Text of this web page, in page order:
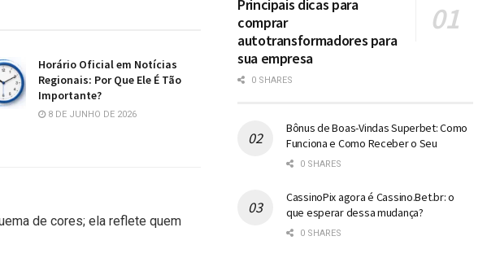
Horário Oficial em Notícias
Regionais: Por Que Ele É Tão
Importante?
8 DE JUNHO DE 2026
de cores; ela reflete quem
Principais dicas para
comprar
autotransformadores para
sua empresa
0 SHARES
Bônus de Boas-Vindas Superbet: Como
Funciona e Como Receber o Seu
0 SHARES
CassinoPix agora é Cassino.Bet.br: o
que esperar dessa mudança?
0 SHARES